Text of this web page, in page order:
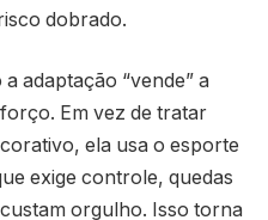
dobrado.
adaptação “vende” a
Em vez de tratar
ela usa o esporte
exige controle, quedas
orgulho. Isso torna